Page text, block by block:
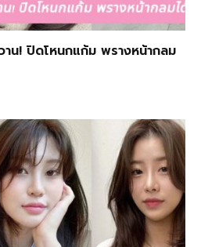
น! ปิดโหนกแก้ม พรางหน้ากลม